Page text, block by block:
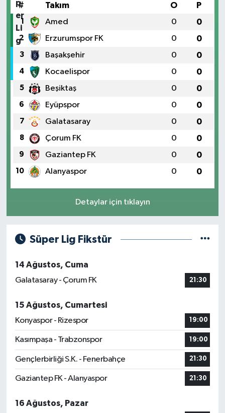
# Takım O P
1 Amed 0 0
2 Erzurumspor FK 0 0
3 Başakşehir 0 0
4 Kocaelispor 0 0
5 Beşiktaş 0 0
6 Eyüpspor 0 0
7 Galatasaray 0 0
8 Çorum FK 0 0
9 Gaziantep FK 0 0
10 Alanyaspor 0 0
Detaylar için tıklayın
Süper Lig Fikstür
14 Ağustos, Cuma
Galatasaray - Çorum FK
21:30
15 Ağustos, Cumartesi
Konyaspor - Rizespor
19:00
Kasımpaşa - Trabzonspor 19:00
Gençlerbirliği S.K. - Fenerbahçe 21:30
Gaziantep FK - Alanyaspor 21:30
16 Ağustos, Pazar